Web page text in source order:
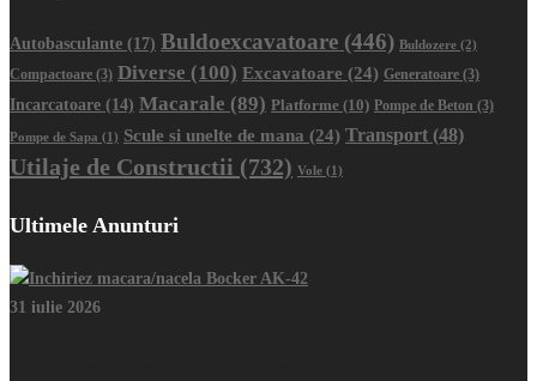
Autobasculante (17) Buldoexcavatoare (446) Buldozere (2)
Compactoare (3) Diverse (100) Excavatoare (24) Generatoare (3)
Incarcatoare (14) Macarale (89) Platforme (10) Pompe de Beton (3)
Pompe de Sapa (1) Scule si unelte de mana (24) Transport (48)
Utilaje de Constructii (732) Vole (1)
Ultimele Anunturi
31 iulie 2026